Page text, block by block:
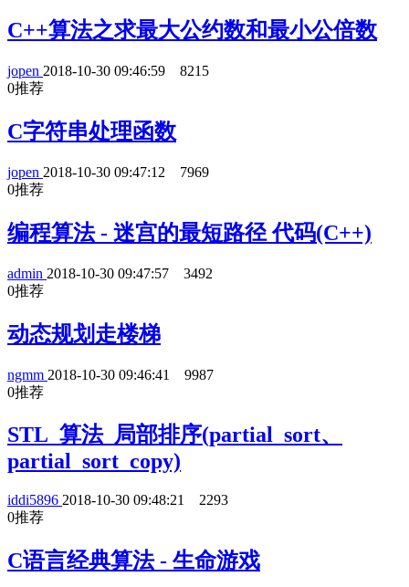
C++算法之求最大公约数和最小公倍数
jopen 2018-10-30 09:46:59
8215
0推荐
C字符串处理函数
jopen 2018-10-30 09:47:12
7969
0推荐
编程算法 - 迷宫的最短路径 代码(C++)
admin 2018-10-30 09:47:57
3492
0推荐
动态规划走楼梯
ngmm 2018-10-30 09:46:41
9987
0推荐
STL_算法_局部排序(partial_sort、
partial_sort_copy)
iddi5896 2018-10-30 09:48:21
2293
0推荐
C语言经典算法 - 生命游戏